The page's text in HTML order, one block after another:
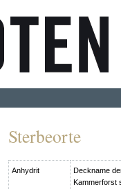
Sterbeorte
Anhydrit
Deckname
Kammerforst